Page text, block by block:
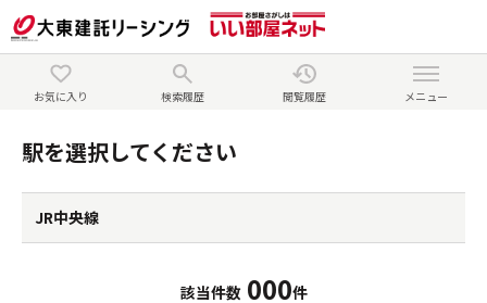
お気に入り 検索履歴 閲覧履歴 メニュー
駅を選択してください
JR中央線
該当件数 000件